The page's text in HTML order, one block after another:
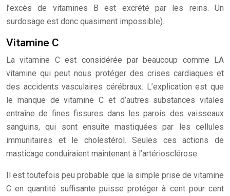
l’excès de vitamines B est excrété par les reins. Un
surdosage est donc quasiment impossible).
Vitamine C
La vitamine C est considérée par beaucoup comme LA
vitamine qui peut nous protéger des crises cardiaques et
des accidents vasculaires cérébraux. L’explication est que
le manque de vitamine C et d’autres substances vitales
entraîne de fines fissures dans les parois des vaisseaux
sanguins, qui sont ensuite mastiquées par les cellules
immunitaires et le cholestérol. Seules ces actions de
masticage conduiraient maintenant à l’artériosclérose.
Il est toutefois peu probable que la simple prise de vitamine
C en quantité suffisante puisse protéger à cent pour cent